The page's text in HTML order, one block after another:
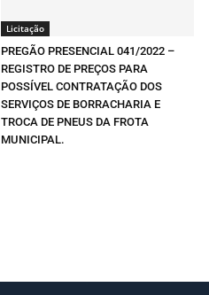
Licitação
PREGÃO PRESENCIAL 041/2022 –
REGISTRO DE PREÇOS PARA
POSSÍVEL CONTRATAÇÃO DOS
SERVIÇOS DE BORRACHARIA E
TROCA DE PNEUS DA FROTA
MUNICIPAL.